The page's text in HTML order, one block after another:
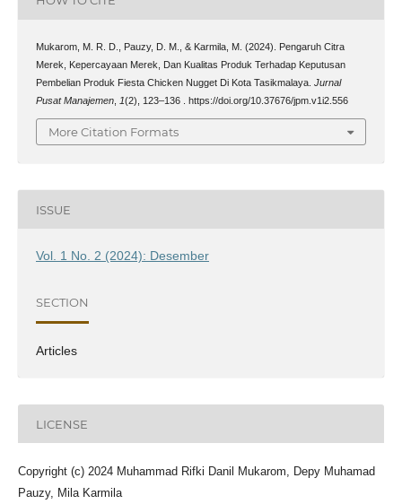
Mukarom, M. R. D., Pauzy, D. M., & Karmila, M. (2024). Pengaruh Citra
Merek, Kepercayaan Merek, Dan Kualitas Produk Terhadap Keputusan
Pembelian Produk Fiesta Chicken Nugget Di Kota Tasikmalaya. Jurnal
Pusat Manajemen, 1(2), 123–136 . https://doi.org/10.37676/jpm.v1i2.556
More Citation Formats
ISSUE
Vol. 1 No. 2 (2024): Desember
SECTION
Articles
LICENSE
Copyright (c) 2024 Muhammad Rifki Danil Mukarom, Depy Muhamad
Pauzy, Mila Karmila